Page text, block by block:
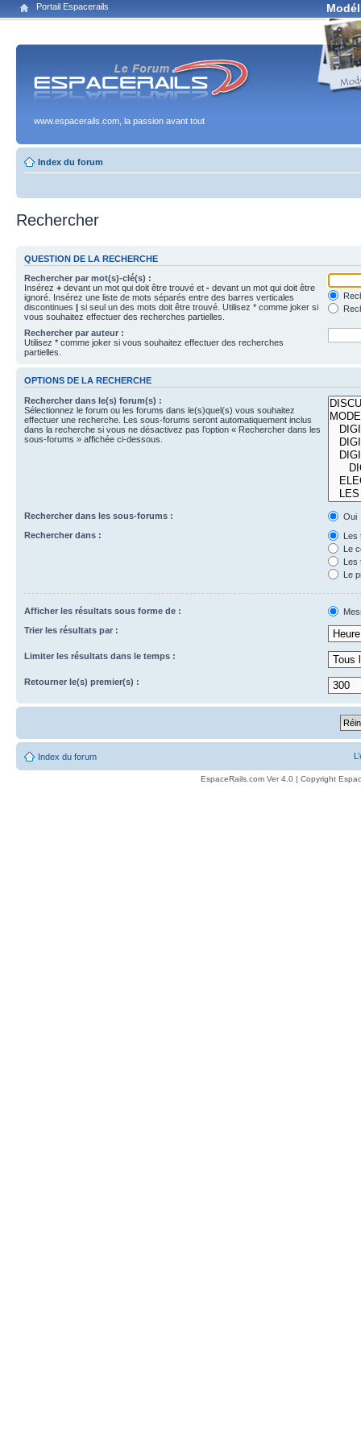
Portail Espacerails
www.espacerails.com, la passion avant tout
Index du forum
Rechercher
QUESTION DE LA RECHERCHE
Rechercher par mot(s)-clé(s) :
Insérez + devant un mot qui doit être trouvé et - devant un mot qui doit être
ignoré. Insérez une liste de mots séparés entre des barres verticales
discontinues | si seul un des mots doit être trouvé. Utilisez * comme joker si
vous souhaitez effectuer des recherches partielles.
Rechercher par auteur :
Utilisez * comme joker si vous souhaitez effectuer des recherches
partielles.
OPTIONS DE LA RECHERCHE
Rechercher dans le(s) forum(s) :
Sélectionnez le forum ou les forums dans le(s)quel(s) vous souhaitez
effectuer une recherche. Les sous-forums seront automatiquement inclus
dans la recherche si vous ne désactivez pas l’option « Rechercher dans les
sous-forums » affichée ci-dessous.
Rechercher dans les sous-forums :
Oui
Rechercher dans :
Les
Le
Les
Le
Afficher les résultats sous forme de :
Trier les résultats par :
Limiter les résultats dans le temps :
Retourner le(s) premier(s) :
Index du forum
EspaceRails.com Ver 4.0 | Copyright